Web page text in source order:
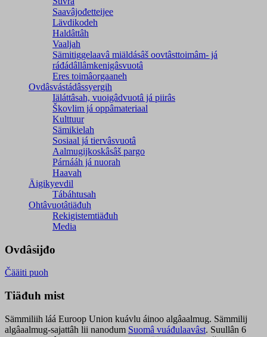
Saavâjođetteijee
Lävdikodeh
Haldâttâh
Vaaljah
Sämitiggelaavâ miäldásâš oovtâsttoimâm- já
ráđádâllâmkenigâsvuotâ
Eres toimâorgaaneh
Ovdâsvástádâssyergih
Iäláttâsah, vuoigâdvuotâ já piirâs
Škovlim já oppâmateriaal
Kulttuur
Sämikielah
Sosiaal já tiervâsvuotâ
Aalmugijkoskâsâš pargo
Párnááh já nuorah
Haavah
Äigikyevdil
Tábáhtusah
Ohtâvuotâtiäđuh
Rekigistemtiäđuh
Media
Ovdâsijđo
Čääiti puoh
Tiäđuh mist
Sämmiliih láá Euroop Union kuávlu áinoo algâaalmug. Sämmilij
algâaalmug-sajattâh lii nanodum Suomâ vuáđulaavâst. Suullân 6